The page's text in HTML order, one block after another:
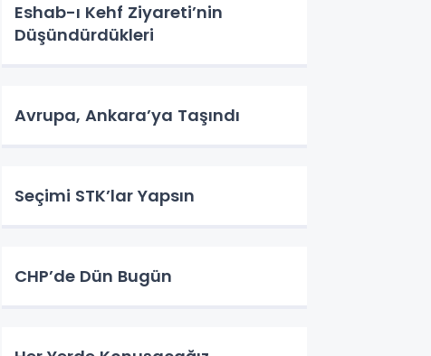
Eshab-ı Kehf Ziyareti’nin
Düşündürdükleri
Avrupa, Ankara’ya Taşındı
Seçimi STK’lar Yapsın
CHP’de Dün Bugün